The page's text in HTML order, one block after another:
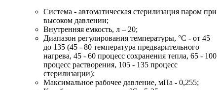
Система - автоматическая стерилизация паром при
высоком давлении;
Внутренняя емкость, л – 20;
Диапазон регулирования температуры, °C - от 45
до 135 (45 - 80 температура предварительного
нагрева, 45 - 60 процесс сохранения тепла, 65 - 100
процесс растворения, 105 - 135 процесс
стерилизации);
Максимальное рабочее давление, мПа - 0,255;